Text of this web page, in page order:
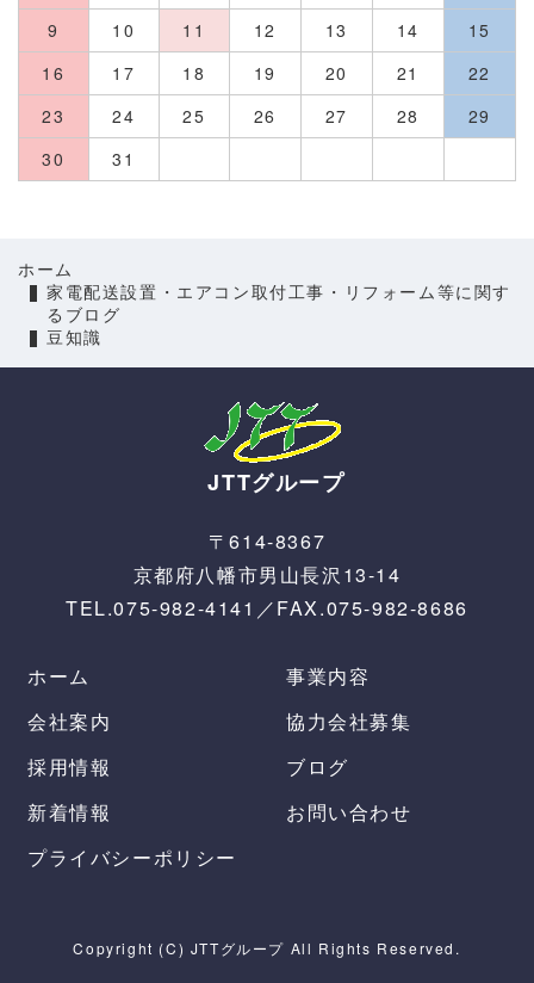
9
10 11 12 13 14
15
16
17 18 19 20 21
22
23
24 25 26 27 28
29
30
31
ホーム
家電配送設置・エアコン取付工事・リフォーム等に関す
るブログ
豆知識
JTTグループ
〒614-8367
京都府八幡市男山長沢13-14
TEL.075-982-4141／FAX.075-982-8686
ホーム
事業内容
会社案内
協力会社募集
採用情報
ブログ
新着情報
お問い合わせ
プライバシーポリシー
Copyright (C) JTTグループ All Rights Reserved.